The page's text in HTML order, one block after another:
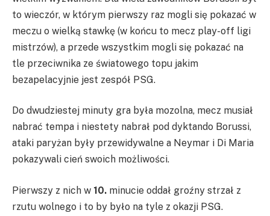
to wieczór, w którym pierwszy raz mogli się pokazać w
meczu o wielką stawkę (w końcu to mecz play-off ligi
mistrzów), a przede wszystkim mogli się pokazać na
tle przeciwnika ze światowego topu jakim
bezapelacyjnie jest zespół PSG.
Do dwudziestej minuty gra była mozolna, mecz musiał
nabrać tempa i niestety nabrał pod dyktando Borussi,
ataki paryżan były przewidywalne a Neymar i Di Maria
pokazywali cień swoich możliwości.
Pierwszy z nich w 10. minucie oddał groźny strzał z
rzutu wolnego i to by było na tyle z okazji PSG.